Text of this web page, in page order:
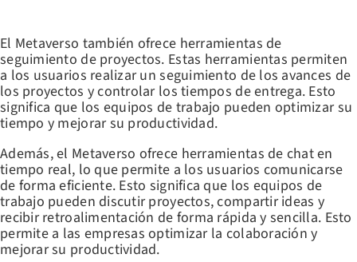
El Metaverso también ofrece herramientas de
seguimiento de proyectos. Estas herramientas permiten
a los usuarios realizar un seguimiento de los avances de
los proyectos y controlar los tiempos de entrega. Esto
significa que los equipos de trabajo pueden optimizar su
tiempo y mejorar su productividad.
Además, el Metaverso ofrece herramientas de chat en
tiempo real, lo que permite a los usuarios comunicarse
de forma eficiente. Esto significa que los equipos de
trabajo pueden discutir proyectos, compartir ideas y
recibir retroalimentación de forma rápida y sencilla. Esto
permite a las empresas optimizar la colaboración y
mejorar su productividad.